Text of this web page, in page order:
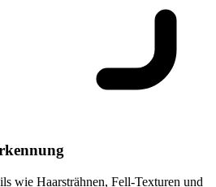
wie Haarsträhnen, Fell-Texturen und